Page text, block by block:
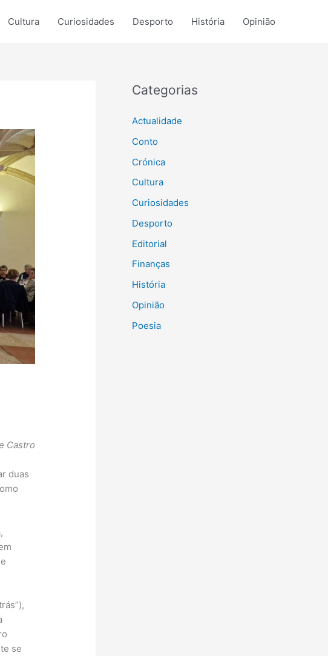
Cultura Curiosidades Desporto História Opinião
Castro
duas
se
Categorias
Actualidade
Conto
Crónica
Cultura
Curiosidades
Desporto
Editorial
Finanças
História
Opinião
Poesia